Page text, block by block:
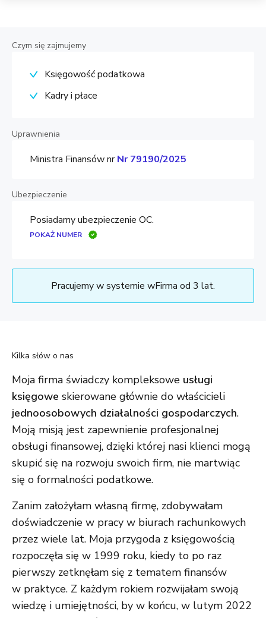
Czym się zajmujemy
Księgowość podatkowa
Kadry i płace
Uprawnienia
Ministra Finansów nrNr 79190/2025
Ubezpieczenie
Posiadamy ubezpieczenie OC.
POKAŻ NUMER
Pracujemy w systemie wFirma od 3 lat.
Kilka słów o nas
Moja firma świadczy kompleksowe usługi
księgowe skierowane głównie do właścicieli
jednoosobowych działalności gospodarczych.
Moją misją jest zapewnienie profesjonalnej
obsługi finansowej, dzięki której nasi klienci mogą
skupić się na rozwoju swoich firm, nie martwiąc
się o formalności podatkowe.
Zanim założyłam własną firmę, zdobywałam
doświadczenie w pracy w biurach rachunkowych
przez wiele lat. Moja przygoda z księgowością
rozpoczęła się w 1999 roku, kiedy to po raz
pierwszy zetknęłam się z tematem finansów
w praktyce. Z każdym rokiem rozwijałam swoją
wiedzę i umiejętności, by w końcu, w lutym 2022